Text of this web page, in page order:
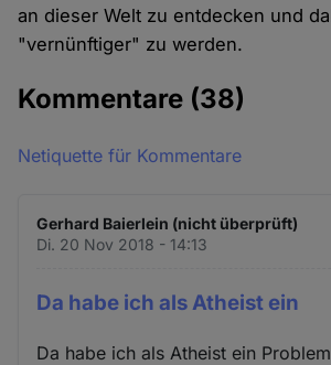
an dieser Welt zu entdecken und
"vernünftiger" zu werden.
Kommentare (38)
Netiquette für Kommentare
Gerhard Baierlein (nicht überprüft)
Di. 20 Nov 2018 - 14:13
Da habe ich als Atheist ein
Da habe ich als Atheist ein